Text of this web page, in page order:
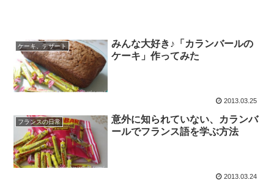
ケーキ、デザート
みんな大好き♪「カランバールの
ケーキ」作ってみた
2013.03.25
フランスの日常
意外に知られていない、カランバ
ールでフランス語を学ぶ方法
2013.03.24